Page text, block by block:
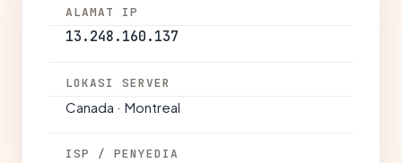
ALAMAT IP
13.248.160.137
LOKASI SERVER
Canada · Montreal
ISP / PENYEDIA